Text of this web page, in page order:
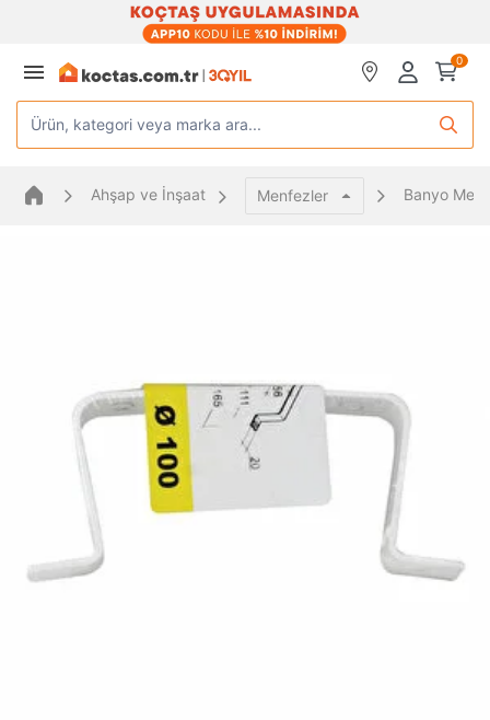
0
Ürün, kategori veya marka ara...
Ahşap ve İnşaat Menfezler Banyo